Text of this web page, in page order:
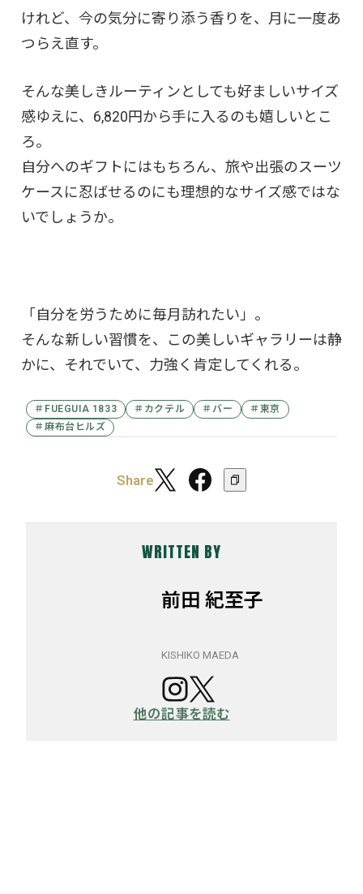
けれど、今の気分に寄り添う香りを、月に一度あ
つらえ直す。
そんな美しきルーティンとしても好ましいサイズ
感ゆえに、6,820円から手に入るのも嬉しいとこ
ろ。
自分へのギフトにはもちろん、旅や出張のスーツ
ケースに忍ばせるのにも理想的なサイズ感ではな
いでしょうか。
「自分を労うために毎月訪れたい」。
そんな新しい習慣を、この美しいギャラリーは静
かに、それでいて、力強く肯定してくれる。
＃FUEGUIA 1833 ＃カクテル ＃バー
＃東京
＃麻布台ヒルズ
Share
WRITTEN BY
前田 紀至子
KISHIKO MAEDA
他の記事を読む